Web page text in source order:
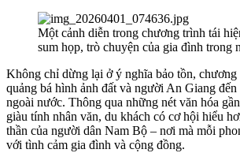
Một cảnh diễn trong chương trình tái
sum họp, trò chuyện của gia đình trong
Không chỉ dừng lại ở ý nghĩa bảo tồn, chương
quảng bá hình ảnh đất và người An Giang
ngoài nước. Thông qua những nét văn hóa
giàu tính nhân văn, du khách có cơ hội hiểu
thần của người dân Nam Bộ – nơi mà mỗi
với tình cảm gia đình và cộng đồng.